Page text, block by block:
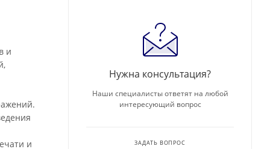
и
и
Нужна консультация?
Наши специалисты ответят на любой
интересующий вопрос
ЗАДАТЬ ВОПРОС